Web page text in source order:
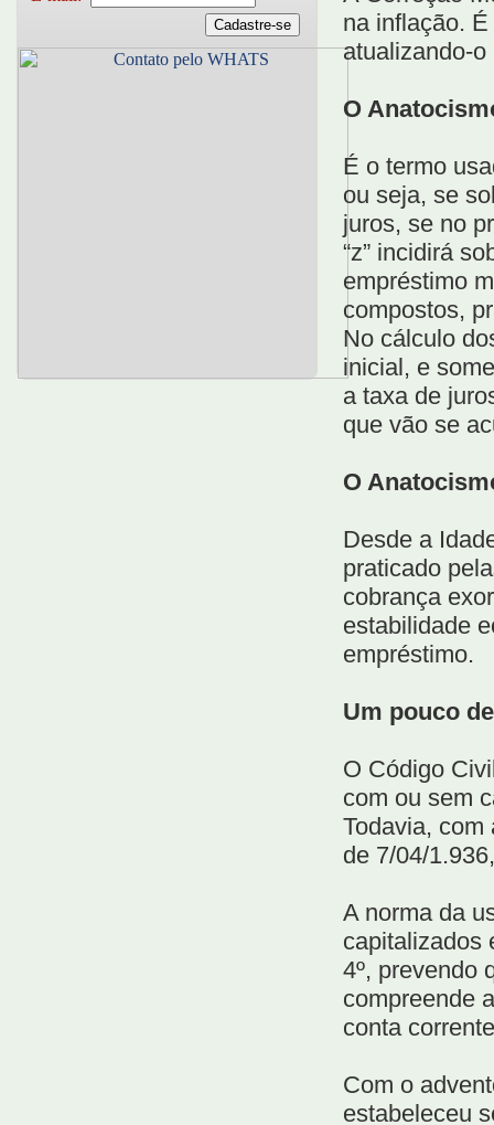
na inflação.
atualizando-
O
É o termo
ou seja, se
juros, se no
“z” incidirá
empréstimo
compostos,
No cálculo
inicial, e
a taxa de
que vão se
O
Desde a
praticado
cobrança
estabilidade
empréstimo.
Um pouco
O Código
com ou sem
Todavia, com
de 7/04/
A norma da
capitalizados
4º, prevendo
compreende
conta
Com o
estabeleceu